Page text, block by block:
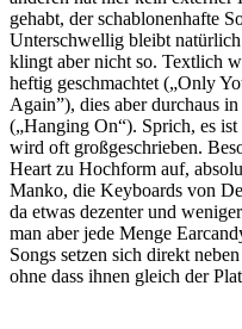
gehabt, der schablonenhafte
Unterschwellig bleibt
klingt aber nicht so. Textlich
heftig geschmachtet („Only
Again”), dies aber durchaus
(„Hanging On“). Sprich, es
wird oft großgeschrieben.
Heart zu Hochform auf,
Manko, die Keyboards von
da etwas dezenter und
man aber jede Menge
Songs setzen sich direkt
ohne dass ihnen gleich der